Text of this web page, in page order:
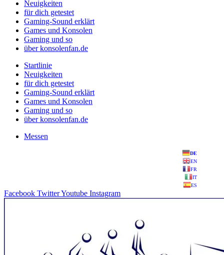
Neuigkeiten
für dich getestet
Gaming-Sound erklärt
Games und Konsolen
Gaming und so
über konsolenfan.de
Startlinie
Neuigkeiten
für dich getestet
Gaming-Sound erklärt
Games und Konsolen
Gaming und so
über konsolenfan.de
Messen
DE
EN
FR
IT
ES
Facebook TwitterYoutube Instagram